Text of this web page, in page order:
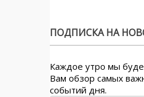
ПОДПИСКА НА
Каждое утро мы
Вам обзор самых
событий дня.